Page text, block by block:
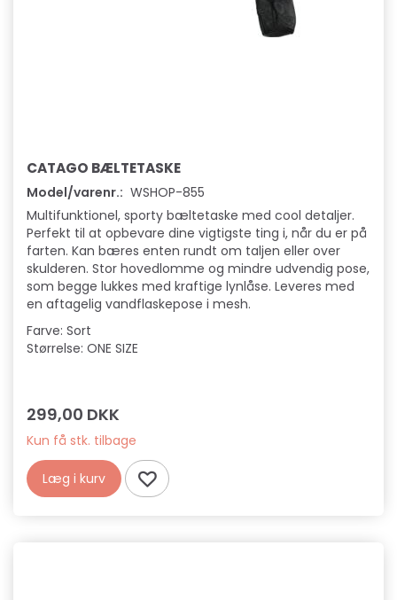
CATAGO BÆLTETASKE
Model/varenr.: WSHOP-855
Multifunktionel, sporty bæltetaske med cool detaljer.
Perfekt til at opbevare dine vigtigste ting i, når du er på
farten. Kan bæres enten rundt om taljen eller over
skulderen. Stor hovedlomme og mindre udvendig pose,
som begge lukkes med kraftige lynlåse. Leveres med
en aftagelig vandflaskepose i mesh.
Farve: Sort
Størrelse: ONE SIZE
299,00 DKK
Kun få stk. tilbage
Læg i kurv